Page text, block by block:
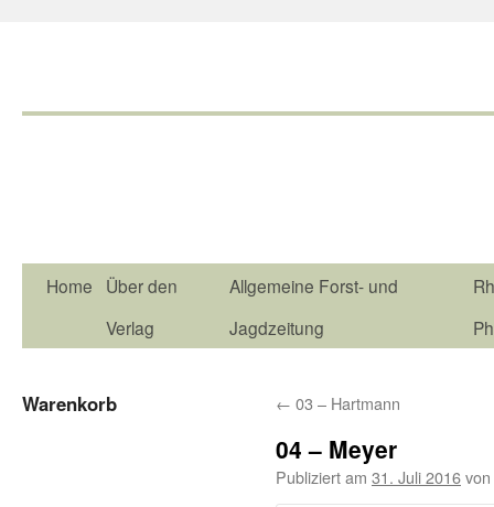
Home
Über den
Verlag
Allgemeine Forst- und
Jagdzeitung
← 03 – Hartmann
04 – Meyer
Publiziert am 31. Juli 2016von
Warenkorb